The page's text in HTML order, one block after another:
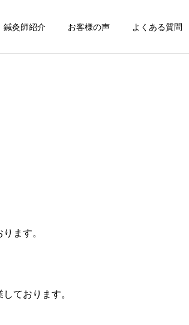
鍼灸師紹介 お客様の声 よくある質問
ます。
ております。